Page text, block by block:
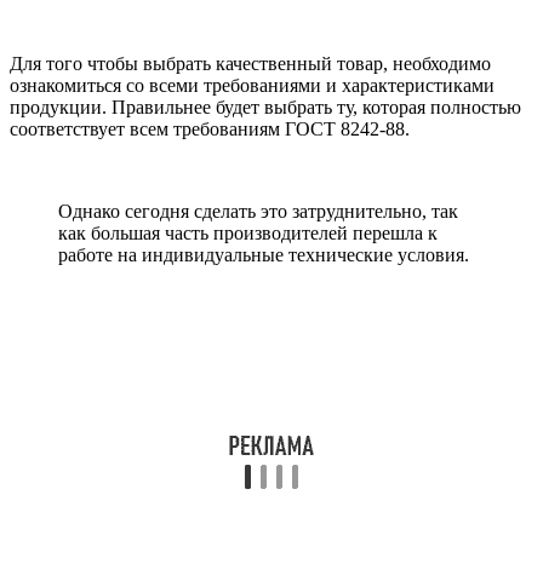
Для того чтобы выбрать качественный товар, необходимо
ознакомиться со всеми требованиями и характеристиками
продукции. Правильнее будет выбрать ту, которая полностью
соответствует всем требованиям ГОСТ 8242-88.
Однако сегодня сделать это затруднительно, так
как большая часть производителей перешла к
работе на индивидуальные технические условия.